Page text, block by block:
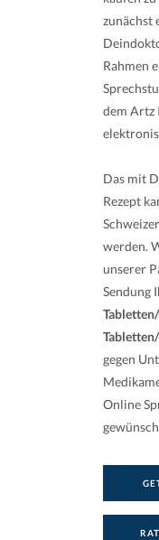
zunächst
Rahmen
dem Artz
Das mit
Rezept
werden.
unserer
Sendung
gegen
Online